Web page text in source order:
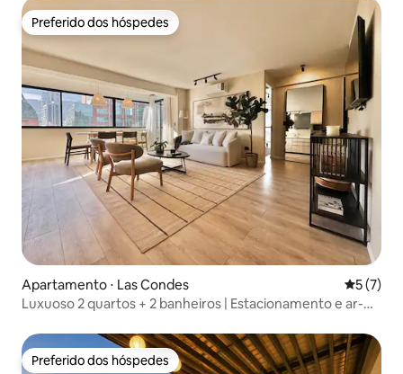
Preferido dos hóspedes
Preferido dos hóspedes
Apartamento ⋅ Las Condes 5 de
5 (7)
Luxuoso 2 quartos + 2 banheiros | Estacionamento e ar-
Preferido dos hóspedes
Preferido dos hóspedes